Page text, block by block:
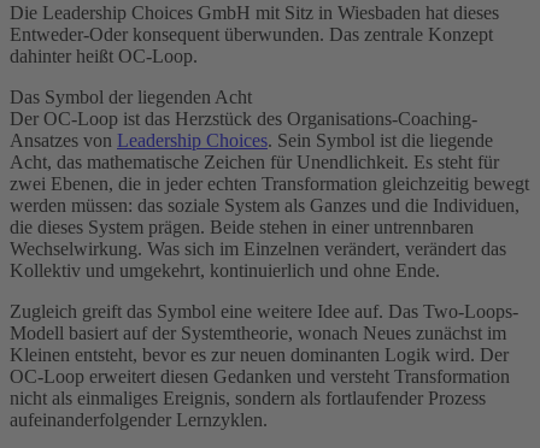
Die Leadership Choices GmbH mit Sitz in Wiesbaden hat dieses
Entweder-Oder konsequent überwunden. Das zentrale Konzept
dahinter heißt OC-Loop.
Das Symbol der liegenden Acht
Der OC-Loop ist das Herzstück des Organisations-Coaching-
Ansatzes von Leadership Choices. Sein Symbol ist die liegende
Acht, das mathematische Zeichen für Unendlichkeit. Es steht für
zwei Ebenen, die in jeder echten Transformation gleichzeitig bewegt
werden müssen: das soziale System als Ganzes und die Individuen,
die dieses System prägen. Beide stehen in einer untrennbaren
Wechselwirkung. Was sich im Einzelnen verändert, verändert das
Kollektiv und umgekehrt, kontinuierlich und ohne Ende.
Zugleich greift das Symbol eine weitere Idee auf. Das Two-Loops-
Modell basiert auf der Systemtheorie, wonach Neues zunächst im
Kleinen entsteht, bevor es zur neuen dominanten Logik wird. Der
OC-Loop erweitert diesen Gedanken und versteht Transformation
nicht als einmaliges Ereignis, sondern als fortlaufender Prozess
aufeinanderfolgender Lernzyklen.